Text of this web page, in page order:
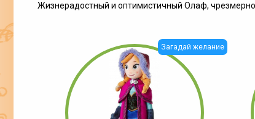
Жизнерадостный и оптимистичный Олаф,
Загадай желание